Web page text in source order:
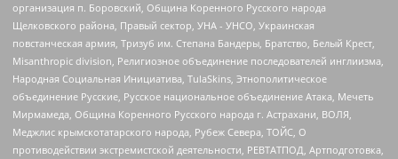
организация п. Боровский, Община Коренного Русского народа
Щелковского района, Правый сектор, УНА - УНСО, Украинская
повстанческая армия, Тризуб им. Степана Бандеры, Братство, Белый Крест,
Misanthropic division, Религиозное объединение последователей инглиизма,
Народная Социальная Инициатива, TulaSkins, Этнополитическое
объединение Русские, Русское национальное объединение Атака, Мечеть
Мирмамеда, Община Коренного Русского народа г. Астрахани, ВОЛЯ,
Меджлис крымскотатарского народа, Рубеж Севера, ТОЙС, О
противодействии экстремистской деятельности, РЕВТАТПОД, Артподготовка,